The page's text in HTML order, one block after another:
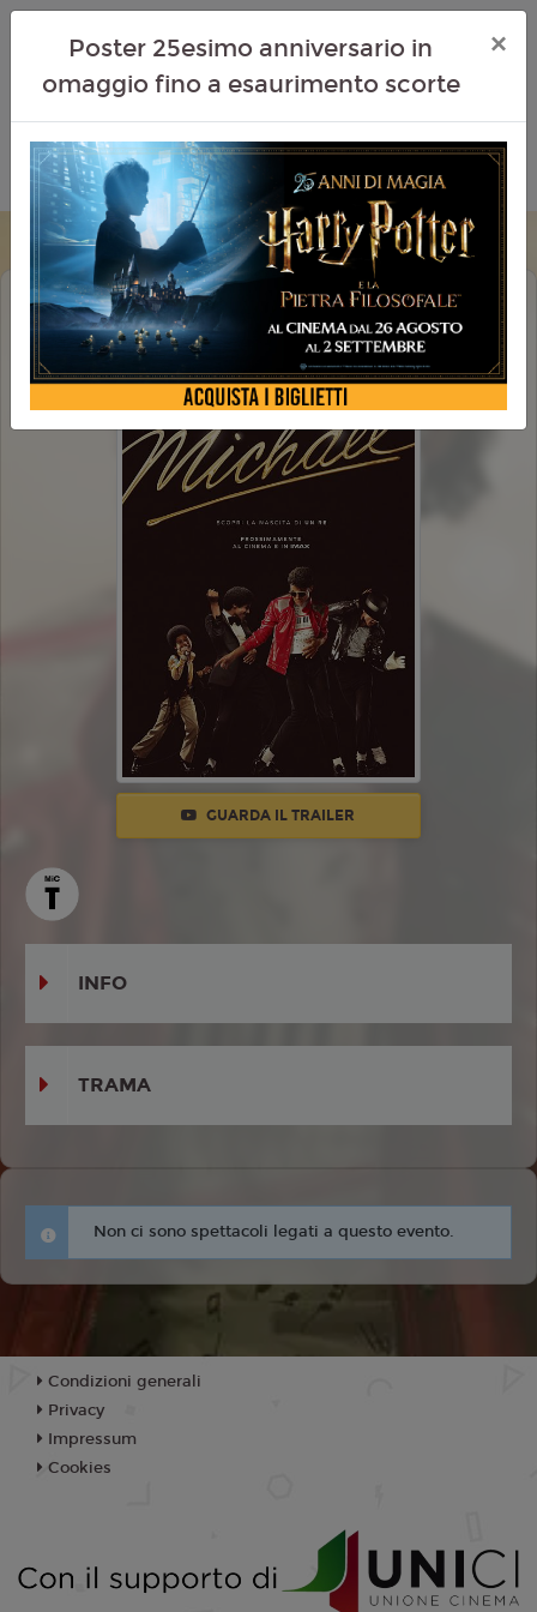
MICHAEL
GUARDA IL TRAILER
INFO
TRAMA
Non ci sono spettacoli legati a questo evento.
Poster 25esimo anniversario in
omaggio fino a esaurimento scorte
×
Condizioni generali
Privacy
Impressum
Cookies